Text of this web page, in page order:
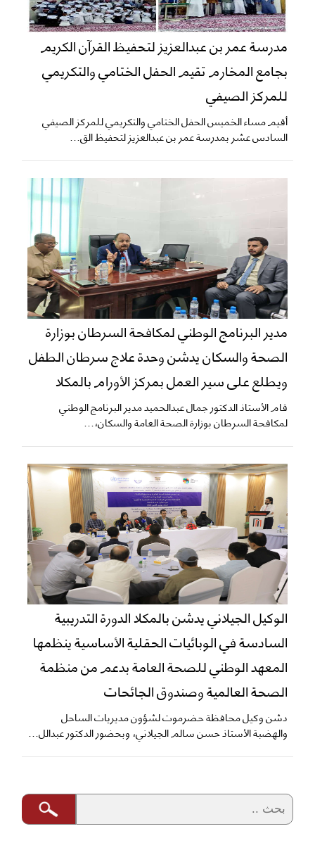
مدرسة عمر بن عبدالعزيز لتحفيظ القرآن الكريم
بجامع المخارم تقيم الحفل الختامي والتكريمي
للمركز الصيفي
أقيم مساء الخميس الحفل الختامي والتكريمي للمركز الصيفي
السادس عشر بمدرسة عمر بن عبدالعزيز لتحفيظ الق...
مدير البرنامج الوطني لمكافحة السرطان بوزارة
الصحة والسكان يدشن وحدة علاج سرطان الطفل
ويطلع على سير العمل بمركز الأورام بالمكلا
قام الأستاذ الدكتور جمال عبدالحميد مدير البرنامج الوطني
لمكافحة السرطان بوزارة الصحة العامة والسكان،...
الوكيل الجيلاني يدشن بالمكلا الدورة التدريبية
السادسة في الوبائيات الحقلية الأساسية ينظمها
المعهد الوطني للصحة العامة بدعم من منظمة
الصحة العالمية وصندوق الجائحات
دشن وكيل محافظة حضرموت لشؤون مديريات الساحل
والهضبة الأستاذ حسن سالم الجيلاني، وبحضور الدكتور عبدالل...